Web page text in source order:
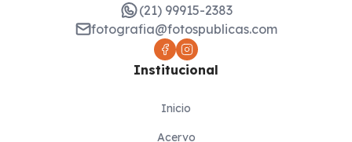
(21) 99915-2383
fotografia@fotospublicas.com
Institucional
Inicio
Acervo